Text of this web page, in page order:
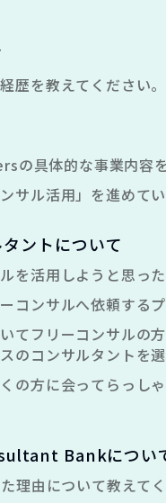
歴を教えてください。
の具体的な事業内容を
ンサル活用」を進めて
ントについて
を活用しようと思っ
コンサルへ依頼する
てフリーコンサルの
のコンサルタントを
の方に会ってらっし
Bankについ
理由について教えてく